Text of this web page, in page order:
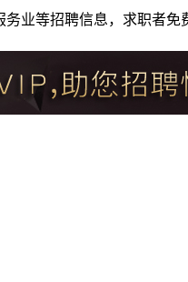
业等招聘信息，求职者